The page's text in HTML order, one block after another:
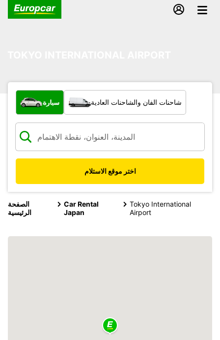
ما نوع المركبة؟
سيارة شاحنات الفان والشاحنات العادية
اختر موقع الاستلام
الصفحة
الرئيسية
Car Rental
Japan
Tokyo International
Airport